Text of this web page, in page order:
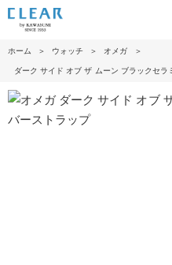
ホーム ＞ ウォッチ ＞ オメガ ＞
ダーク サイド オブ ザ ムー ン ブラックセラ